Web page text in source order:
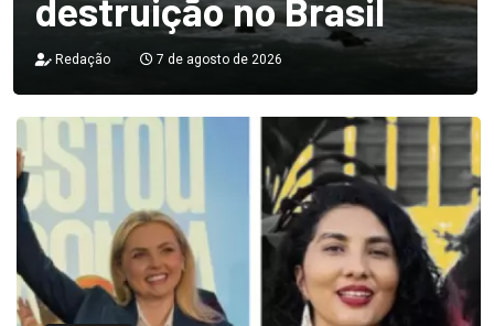
destruição no Brasil
Redação 7 de agosto de 2026